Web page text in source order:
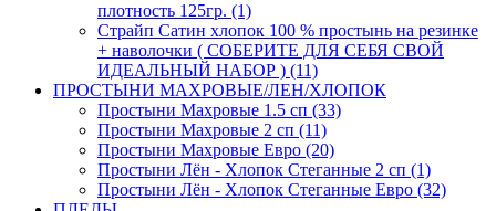
плотность 125гр. (1)
Страйп Сатин хлопок 100 % простынь на резинке
+ наволочки ( СОБЕРИТЕ ДЛЯ СЕБЯ СВОЙ
ИДЕАЛЬНЫЙ НАБОР ) (11)
ПРОСТЫНИ МАХРОВЫЕ/ЛЕН/ХЛОПОК
Простыни Махровые 1.5 сп (33)
Простыни Махровые 2 сп (11)
Простыни Махровые Евро (20)
Простыни Лён - Хлопок Стеганные 2 сп (1)
Простыни Лён - Хлопок Стеганные Евро (32)